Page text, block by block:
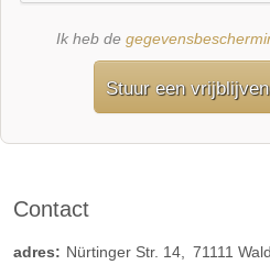
Ik heb de
Stuur een
Contact
adres: Nürtinger Str. 14 71111